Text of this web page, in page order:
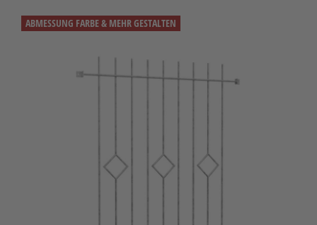
ABMESSUNG FARBE & MEHR GESTALTEN